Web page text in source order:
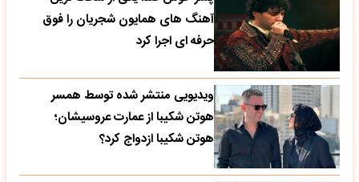
آهنگ های همایون شجریان را فوق
حرفه ای اجرا کرد
ویدیویی منتشر شده توسط همسر
هوتن شکیبا از عمارت عروسیشان؛
هوتن شکیبا ازدواج کرد؟